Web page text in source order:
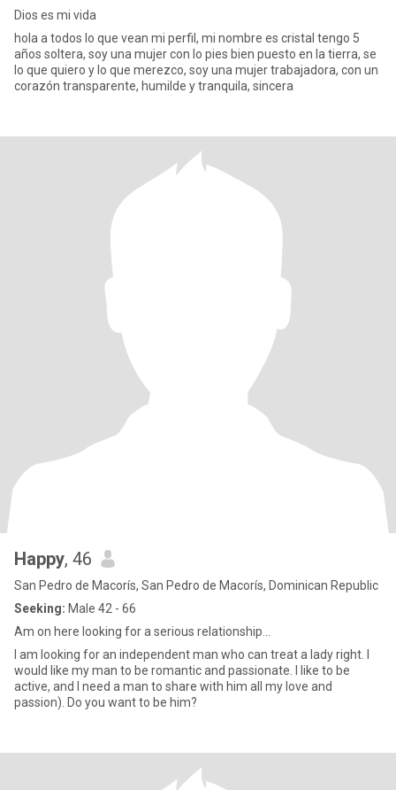
Dios es mi vida
hola a todos lo que vean mi perfil, mi nombre es cristal tengo 5
años soltera, soy una mujer con lo pies bien puesto en la tierra, se
lo que quiero y lo que merezco, soy una mujer trabajadora, con un
corazón transparente, humilde y tranquila, sincera
Happy, 46
San Pedro de Macorís, San Pedro de Macorís, Dominican Republic
Seeking: Male 42 - 66
Am on here looking for a serious relationship...
I am looking for an independent man who can treat a lady right. I
would like my man to be romantic and passionate. I like to be
active, and I need a man to share with him all my love and
passion). Do you want to be him?